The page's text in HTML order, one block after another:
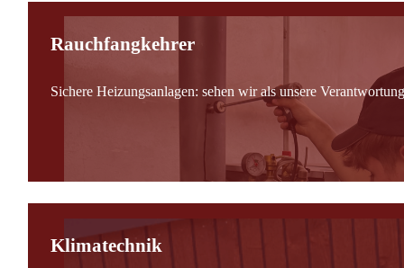
Rauchfangkehrer
Sichere Heizungsanlagen: sehen wir als unsere
Klimatechnik